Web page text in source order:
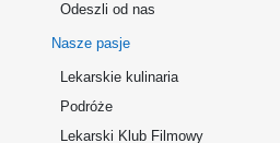
Odeszli od nas
Nasze pasje
Lekarskie kulinaria
Podróże
Lekarski Klub Filmowy